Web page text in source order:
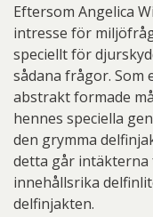
Eftersom Angelica
intresse för
speciellt för
sådana frågor. Som
abstrakt formade
hennes speciella
den grymma
detta går
innehållsrika
delfinjakten.